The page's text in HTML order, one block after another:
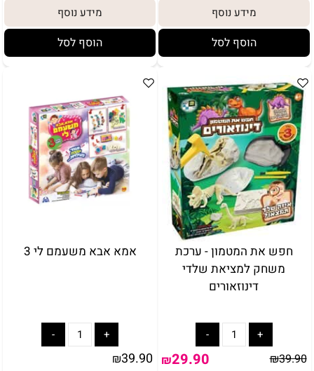
5₪+
מידע נוסף
הוסף לסל
מידע נוסף
הוסף לסל
חפש את המטמון - ערכת
משחק למציאת שלדי
דינוזאורים
₪39.90
₪29.90
אמא אבא משעמם לי 3
₪39.90